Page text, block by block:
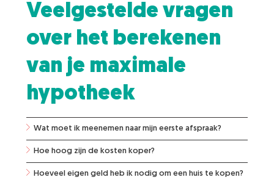
Veelgestelde vragen
over het berekenen
van je maximale
hypotheek
Wat moet ik meenemen naar mijn eerste afspraak?
Hoe hoog zijn de kosten koper?
Hoeveel eigen geld heb ik nodig om een huis te kopen?